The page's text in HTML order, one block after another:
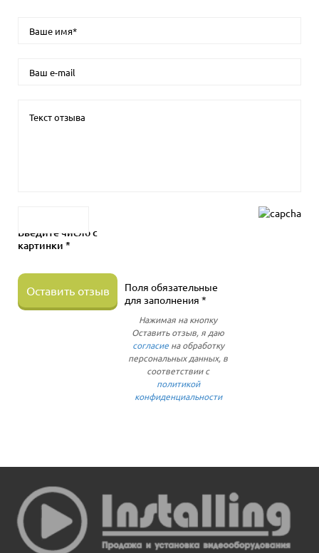
Введите число с
картинки *
Оставить отзыв
Поля обязательные
для заполнения *
Нажимая на кнопку
Оставить отзыв, я даю
согласиена обработку
персональных данных, в
соответствии с
политикой
конфиденциальности